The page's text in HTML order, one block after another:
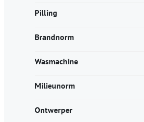
Pilling
Brandnorm
Wasmachine
Milieunorm
Ontwerper